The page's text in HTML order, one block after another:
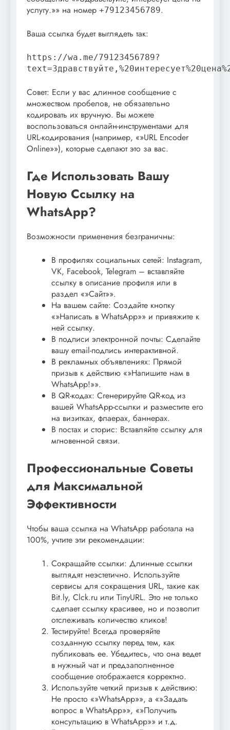
услугу.»» на номер +79123456789.
Ваша ссылка будет выглядеть так:
https://wa.me/79123456789?
Совет: Если у вас длинное сообщение с
множеством пробелов, не обязательно
кодировать их вручную. Вы можете
воспользоваться онлайн-инструментами для
URL-кодирования (например, «»URL Encoder
Online»»), которые сделают это за вас.
Где Использовать Вашу
Новую Ссылку на
WhatsApp?
Возможности применения безграничны:
В профилях социальных сетей: Instagram,
VK, Facebook, Telegram – вставляйте
ссылку в описание профиля или в
раздел «»Сайт»».
На вашем сайте: Создайте кнопку
«»Написать в WhatsApp»» и привяжите к
ней ссылку.
В подписи электронной почты: Сделайте
вашу email-подпись интерактивной.
В рекламных объявлениях: Прямой
призыв к действию «»Напишите нам в
WhatsApp!»».
В QR-кодах: Сгенерируйте QR-код из
вашей WhatsApp-ссылки и разместите его
на визитках, флаерах, баннерах.
В постах и сторис: Вставляйте ссылку для
мгновенной связи.
Профессиональные Советы
для Максимальной
Эффективности
Чтобы ваша ссылка на WhatsApp работала на
100%, учтите эти рекомендации:
Сокращайте ссылки: Длинные ссылки
выглядят неэстетично. Используйте
сервисы для сокращения URL, такие как
Bit.ly, Clck.ru или TinyURL. Это не только
сделает ссылку красивее, но и позволит
отслеживать количество кликов!
Тестируйте! Всегда проверяйте
созданную ссылку перед тем, как
публиковать ее. Убедитесь, что она ведет
в нужный чат и предзаполненное
сообщение отображается корректно.
Используйте четкий призыв к действию:
Не просто «»WhatsApp»», а «»Задать
вопрос в WhatsApp»», «»Получить
консультацию в WhatsApp»» и т.д.